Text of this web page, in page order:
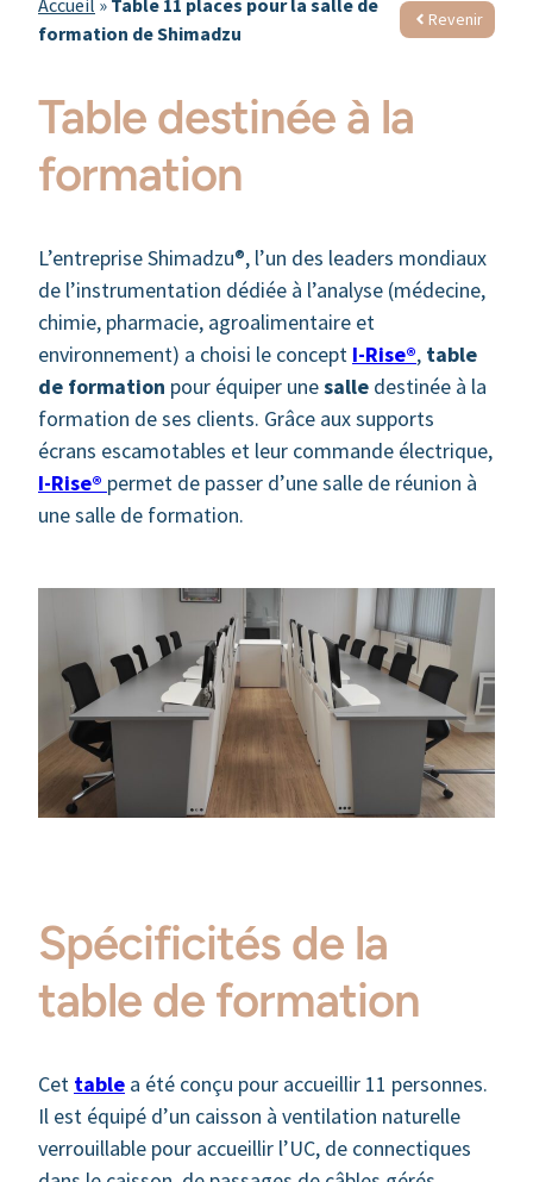
Accueil » Table 11 places pour la salle de
formation de Shimadzu
Revenir
Table destinée à la
formation
L’entreprise Shimadzu®, l’un des leaders mondiaux
de l’instrumentation dédiée à l’analyse (médecine,
chimie, pharmacie, agroalimentaire et
environnement) a choisi le concept I-Rise®, table
de formation pour équiper unesalle destinée à la
formation de ses clients. Grâce aux supports
écrans escamotables et leur commande électrique,
I-Rise® permet de passer d’une salle de réunion à
une salle de formation.
Spécificités de la
table de formation
Cet table a été conçu pour accueillir 11 personnes.
Il est équipé d’un caisson à ventilation naturelle
verrouillable pour accueillir l’UC, de connectiques